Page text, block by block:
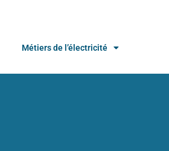
Métiers de l’électricité